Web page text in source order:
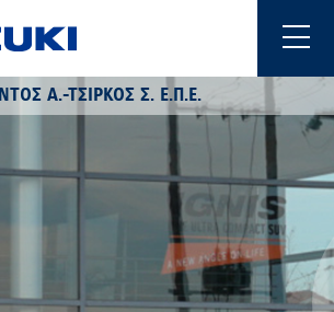
Α.-ΤΣΙΡΚΟΣ Σ. Ε.Π.Ε.